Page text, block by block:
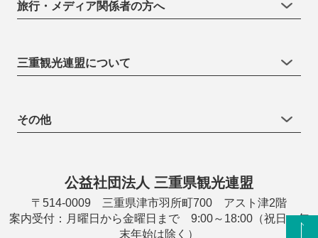
旅行・メディア関係者の方へ
三重観光連盟について
その他
公益社団法人 三重県観光連盟
〒514-0009 三重県津市羽所町700 アスト津2階
案内受付：月曜日から金曜日まで 9:00～18:00（祝日・年
末年始は除く）